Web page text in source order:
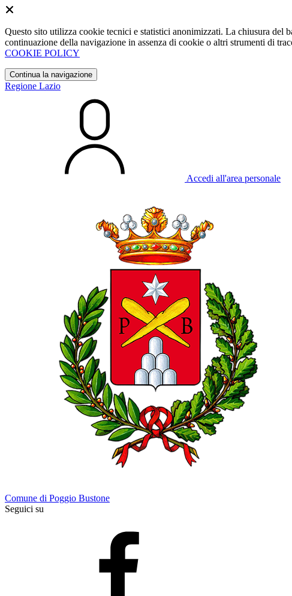
Questo sito utilizza cookie tecnici e statistici anonimizzati. La chiusura del
continuazione della navigazione in assenza di cookie o altri strumenti di
COOKIE POLICY
Continua la navigazione
Regione Lazio
Accedi all'area personale
Comune di Poggio Bustone
Seguici su